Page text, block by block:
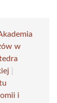
w
i